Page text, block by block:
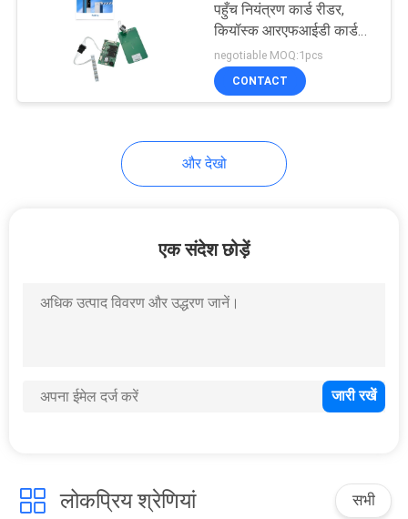
पहुँच नियंत्रण कार्ड रीडर,
कियॉस्क आरएफआईडी कार्ड
रीडर
negotiable MOQ:1pcs
CONTACT
और देखो
एक संदेश छोड़ें
लोकप्रिय श्रेणियां सभी